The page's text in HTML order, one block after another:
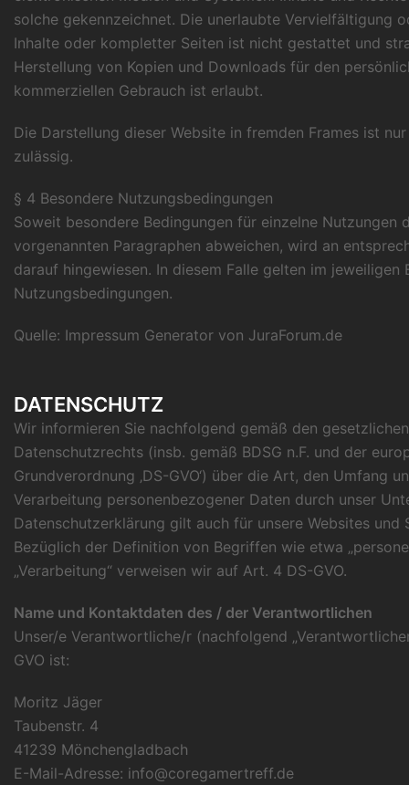
solche gekennzeichnet. Die unerlaubte Vervielfältigung
Inhalte oder kompletter Seiten ist nicht gestattet und
Herstellung von Kopien und Downloads für den
kommerziellen Gebrauch ist erlaubt.
Die Darstellung dieser Website in fremden Frames ist
zulässig.
§ 4 Besondere Nutzungsbedingungen
Soweit besondere Bedingungen für einzelne Nutzungen
vorgenannten Paragraphen abweichen, wird an
darauf hingewiesen. In diesem Falle gelten im jeweiligen
Nutzungsbedingungen.
Quelle: Impressum Generator von JuraForum.de
DATENSCHUTZ
Wir informieren Sie nachfolgend gemäß den
Datenschutzrechts (insb. gemäß BDSG n.F. und der
Grundverordnung ‚DS-GVO‘) über die Art, den Umfang
Verarbeitung personenbezogener Daten durch unser
Datenschutzerklärung gilt auch für unsere Websites und
Bezüglich der Definition von Begriffen wie etwa
„Verarbeitung“ verweisen wir auf Art. 4 DS-GVO.
Name und Kontaktdaten des / der Verantwortlichen
Unser/e Verantwortliche/r (nachfolgend
GVO ist:
Moritz Jäger
Taubenstr. 4
41239 Mönchengladbach
E-Mail-Adresse: info@coregamertreff.de